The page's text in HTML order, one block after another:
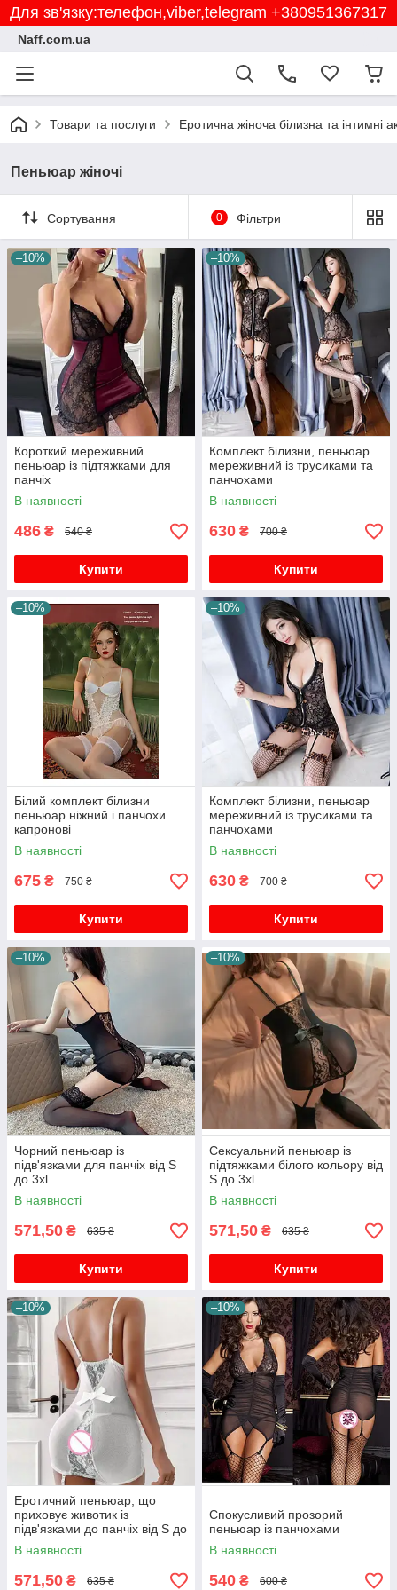
Для зв'язку:телефон,viber,telegram +380951367317
Naff.com.ua
Товари та послуги Еротична жіноча білизна та інтимні
Пеньюар жіночі
Сортування 0 Фільтри
–10%
Короткий мереживний
пеньюар із підтяжками для
панчіх
В наявності
486 ₴ 540 ₴
Купити
–10%
Комплект білизни, пеньюар
мереживний із трусиками та
панчохами
В наявності
630 ₴ 700 ₴
Купити
–10%
Білий комплект білизни
пеньюар ніжний і панчохи
капронові
В наявності
675 ₴ 750 ₴
Купити
–10%
Комплект білизни, пеньюар
мереживний із трусиками та
панчохами
В наявності
630 ₴ 700 ₴
Купити
–10%
Чорний пеньюар із
підв'язками для панчіх від S
до 3хl
В наявності
571,50 ₴ 635 ₴
Купити
–10%
Сексуальний пеньюар із
підтяжками білого кольору від
S до 3хl
В наявності
571,50 ₴ 635 ₴
Купити
–10%
Еротичний пеньюар, що
приховує животик із
підв'язками до панчіх від S до
3хl
В наявності
571,50 ₴ 635 ₴
–10%
Спокусливий прозорий
пеньюар із панчохами
В наявності
540 ₴ 600 ₴